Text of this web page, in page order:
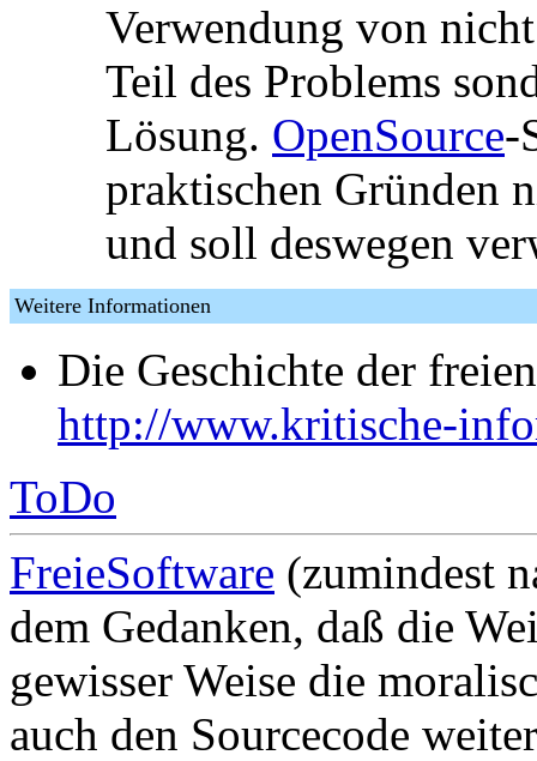
Verwendung von
Teil des Problems
Lösung. OpenSource-
praktischen Gründen
und soll deswegen
Weitere Informationen
Die Geschichte der
http://www.kritische-
ToDo
FreieSoftware (zumindest
dem Gedanken, daß die
gewisser Weise die
auch den Sourcecode